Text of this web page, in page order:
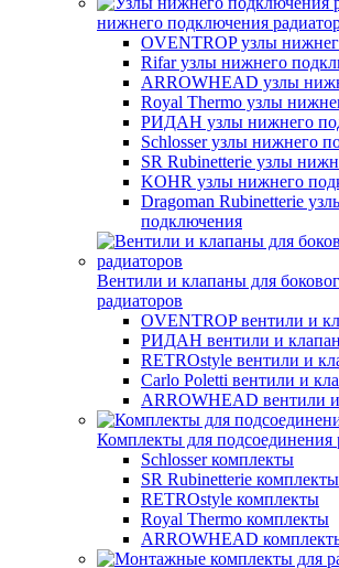
нижнего подключения
OVENTROP узлы
Rifar узлы нижнего
ARROWHEAD узлы
Royal Thermo узлы
РИДАН узлы нижнего
Schlosser узлы нижнего
SR Rubinetterie узлы
KOHR узлы нижнего
Dragoman Rubinetterie
подключения
Вентили и клапаны для
радиаторов
OVENTROP вентили и
РИДАН вентили и
RETROstyle вентили и
Carlo Poletti вентили и
ARROWHEAD вентили
Комплекты для подсоединения
Schlosser комплекты
SR Rubinetterie комплекты
RETROstyle комплекты
Royal Thermo комплекты
ARROWHEAD